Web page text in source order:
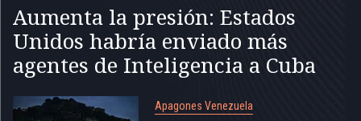
Aumenta la presión: Estados
Unidos habría enviado más
agentes de Inteligencia a Cuba
Apagones Venezuela